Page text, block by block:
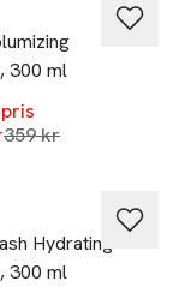
300 ml
Lägsta pris 30
359 kr
Hydrating
300 ml